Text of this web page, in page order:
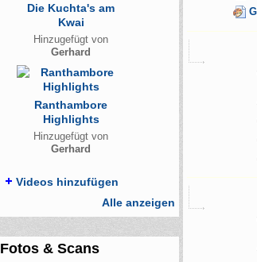
Die Kuchta's am
Kwai
Hinzugefügt von
Gerhard
Ranthambore
Highlights
Hinzugefügt von
Gerhard
Videos hinzufügen
Alle anzeigen
Fotos & Scans